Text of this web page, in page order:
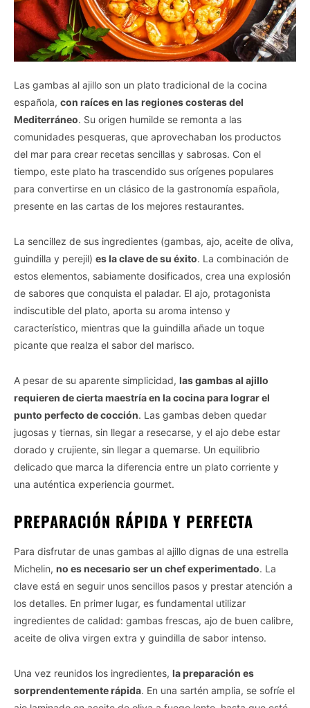
Las gambas al ajillo son un plato tradicional de la cocina
española, con raíces en las regiones costeras del
Mediterráneo. Su origen humilde se remonta a las
comunidades pesqueras, que aprovechaban los productos
del mar para crear recetas sencillas y sabrosas. Con el
tiempo, este plato ha trascendido sus orígenes populares
para convertirse en un clásico de la gastronomía española,
presente en las cartas de los mejores restaurantes.
La sencillez de sus ingredientes (gambas, ajo, aceite de oliva,
guindilla y perejil) es la clave de su éxito. La combinación de
estos elementos, sabiamente dosificados, crea una explosión
de sabores que conquista el paladar. El ajo, protagonista
indiscutible del plato, aporta su aroma intenso y
característico, mientras que la guindilla añade un toque
picante que realza el sabor del marisco.
A pesar de su aparente simplicidad, las gambas al ajillo
requieren de cierta maestría en la cocina para lograr el
punto perfecto de cocción. Las gambas deben quedar
jugosas y tiernas, sin llegar a resecarse, y el ajo debe estar
dorado y crujiente, sin llegar a quemarse. Un equilibrio
delicado que marca la diferencia entre un plato corriente y
una auténtica experiencia gourmet.
PREPARACIÓN RÁPIDA Y PERFECTA
Para disfrutar de unas gambas al ajillo dignas de una estrella
Michelin, no es necesario ser un chef experimentado. La
clave está en seguir unos sencillos pasos y prestar atención a
los detalles. En primer lugar, es fundamental utilizar
ingredientes de calidad: gambas frescas, ajo de buen calibre,
aceite de oliva virgen extra y guindilla de sabor intenso.
Una vez reunidos los ingredientes, la preparación es
sorprendentemente rápida. En una sartén amplia, se sofríe el